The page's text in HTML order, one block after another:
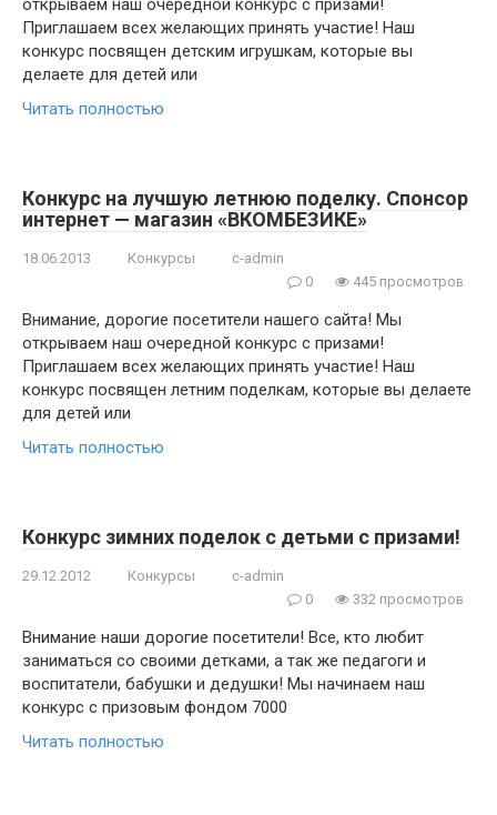
открываем наш очередной конкурс с призами!
Приглашаем всех желающих принять участие! Наш
конкурс посвящен детским игрушкам, которые вы
делаете для детей или
Читать полностью
Конкурс на лучшую летнюю поделку. Спонсор
интернет — магазин «ВКОМБЕЗИКЕ»
18.06.2013 Конкурсы
c-admin
0
445 просмотров
Внимание, дорогие посетители нашего сайта! Мы
открываем наш очередной конкурс с призами!
Приглашаем всех желающих принять участие! Наш
конкурс посвящен летним поделкам, которые вы делаете
для детей или
Читать полностью
Конкурс зимних поделок с детьми с призами!
29.12.2012 Конкурсы
c-admin
0
332 просмотров
Внимание наши дорогие посетители! Все, кто любит
заниматься со своими детками, а так же педагоги и
воспитатели, бабушки и дедушки! Мы начинаем наш
конкурс с призовым фондом 7000
Читать полностью